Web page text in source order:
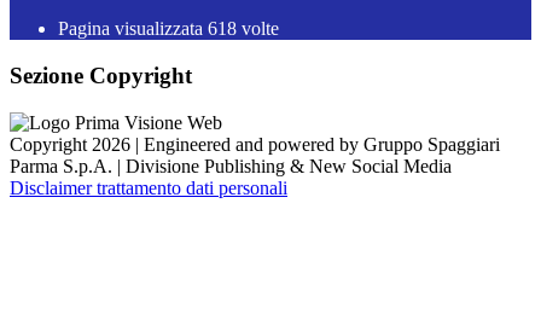
Pagina visualizzata 618 volte
Sezione Copyright
Copyright 2026 | Engineered and powered by Gruppo Spaggiari
Parma S.p.A. | Divisione Publishing & New Social Media
Disclaimer trattamento dati personali